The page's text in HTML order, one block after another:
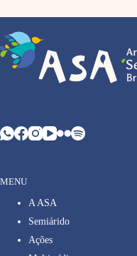
MENU
A ASA
Semiárido
Ações